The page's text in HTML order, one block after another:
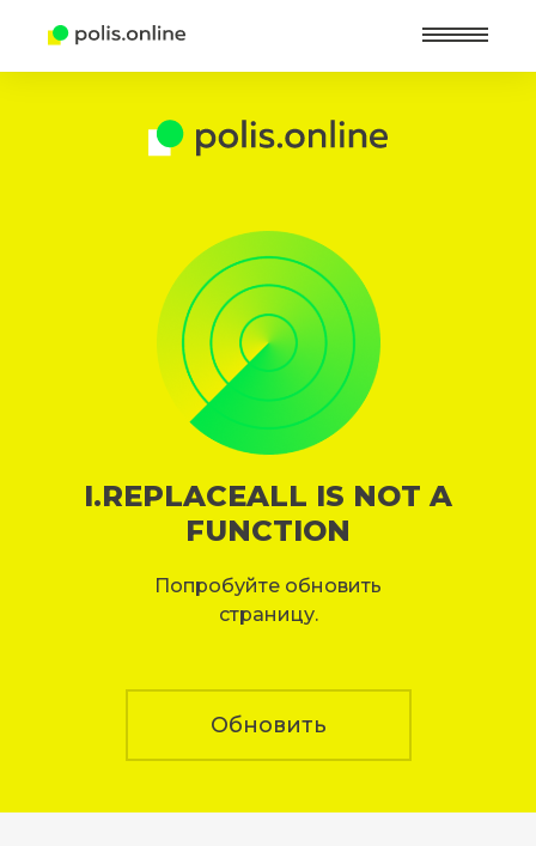
I.REPLACEALL IS NOT A
FUNCTION
Попробуйте обновить
страницу.
Обновить